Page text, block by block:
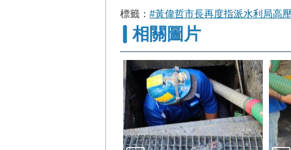
標籤： #黃偉哲市長再度指派水利局高
相關圖片